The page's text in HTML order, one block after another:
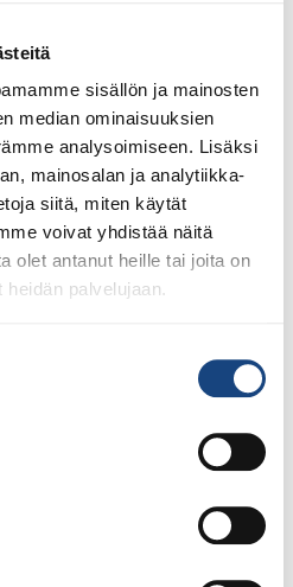
sisällön ja mainosten
median ominaisuuksien
analysoimiseen. Lisäksi
mainosalan ja analytiikka-
siitä, miten käytät
voivat yhdistää näitä
olet antanut heille tai joita on
palvelujaan.
harvinainen